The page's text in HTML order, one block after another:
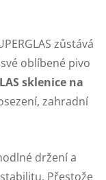
zůstává
oblíbené pivo
sklenice na
zahradní
držení a
Přestože